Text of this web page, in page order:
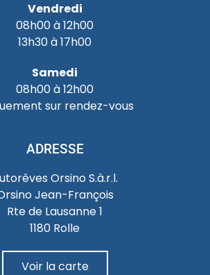
Vendredi
08h00 à 12h00
13h30 à 17h00
Samedi
08h00 à 12h00
sur rendez-vous
ADRESSE
Orsino S.à.r.l.
Jean-François
Rte de Lausanne 1
1180 Rolle
Voir la carte